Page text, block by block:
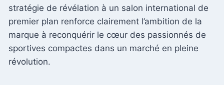
stratégie de révélation à un salon international de
premier plan renforce clairement l’ambition de la
marque à reconquérir le cœur des passionnés de
sportives compactes dans un marché en pleine
révolution.